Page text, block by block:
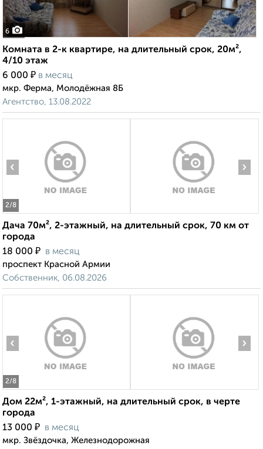
6
Комната в 2-к квартире, на длительный срок, 20м²,
4/10 этаж
6 000 ₽ в месяц
мкр. Ферма, Молодёжная 8Б
Агентство, 13.08.2022
2/8
‹ ›
Дача 70м², 2-этажный, на длительный срок, 70 км от
города
18 000 ₽ в месяц
проспект Красной Армии
Собственник, 06.08.2026
2/8
‹ ›
Дом 22м², 1-этажный, на длительный срок, в черте
города
13 000 ₽ в месяц
мкр. Звёздочка, Железнодорожная